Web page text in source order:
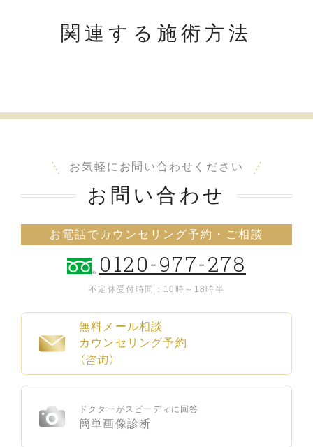
関連する施術方法
お気軽にお問い合わせください
お問い合わせ
お電話でカウンセリング予約・ご相談
0120-977-278
不定休 受付時間：10時～18時半
無料メール相談
カウンセリング予約
（咨询）
ドクターがスピーディに回答
簡単画像診断